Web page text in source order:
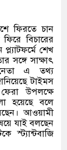
ফিরতে চান
ফিরে বিচারের
শেখ
সঙ্গে সাক্ষাৎ
এ তথ্য
টাইমস
উপলক্ষে
হয়েছে বলে
আওয়ামী
যাই বলছেন
স্ট‍্যান্টবাজি